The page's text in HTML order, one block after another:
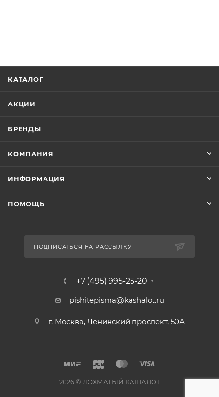
КАТАЛОГ
АКЦИИ
БРЕНДЫ
КОМПАНИЯ
ИНФОРМАЦИЯ
ПОМОЩЬ
ПОДПИСАТЬСЯ НА РАССЫЛКУ
+7 (495) 995-25-20​
pishitepisma@kashalot.ru
г. Москва, Ленинский проспект, 50А​
2026 © ЛОХМАТЫЙ КАШАЛОТ